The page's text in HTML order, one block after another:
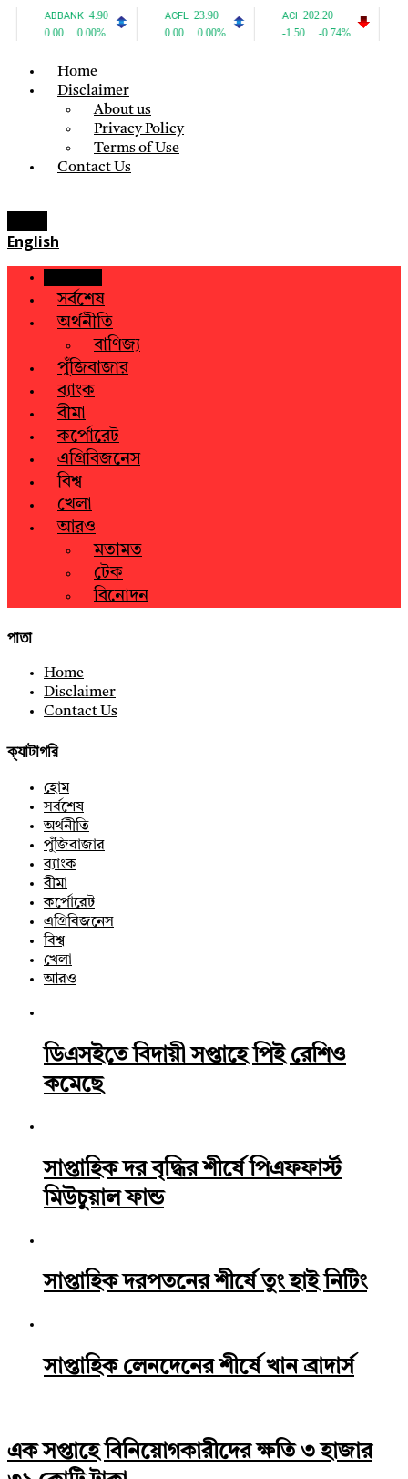
Home
Disclaimer
About us
Privacy Policy
Terms of Use
Contact Us
English
সর্বশেষ
অর্থনীতি
বাণিজ্য
পুঁজিবাজার
ব্যাংক
বীমা
কর্পোরেট
এগ্রিবিজনেস
বিশ্ব
খেলা
আরও
মতামত
টেক
বিনোদন
পাতা
Home
Disclaimer
Contact Us
ক্যাটাগরি
হোম
সর্বশেষ
অর্থনীতি
পুঁজিবাজার
ব্যাংক
বীমা
কর্পোরেট
এগ্রিবিজনেস
বিশ্ব
খেলা
আরও
ডিএসইতে বিদায়ী সপ্তাহে পিই রেশিও
কমেছে
সাপ্তাহিক দর বৃদ্ধির শীর্ষে পিএফফার্স্ট
মিউচুয়াল ফান্ড
সাপ্তাহিক দরপতনের শীর্ষে তুং হাই নিটিং
সাপ্তাহিক লেনদেনের শীর্ষে খান ব্রাদার্স
এক সপ্তাহে বিনিয়োগকারীদের ক্ষতি ৩ হাজার